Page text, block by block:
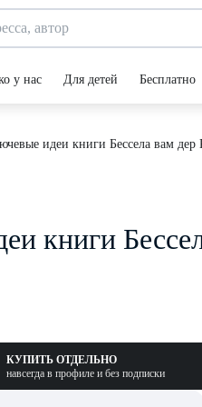
у нас Для детей Бесплатно
идеи книги Бессела вам дер
книги
КУПИТЬ ОТДЕЛЬНО
навсегда в профиле и без подписки